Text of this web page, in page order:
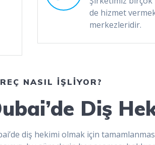
de hizmet
merkezleridir.
NASIL İŞLİYOR?
Diş
diş hekimi olmak için